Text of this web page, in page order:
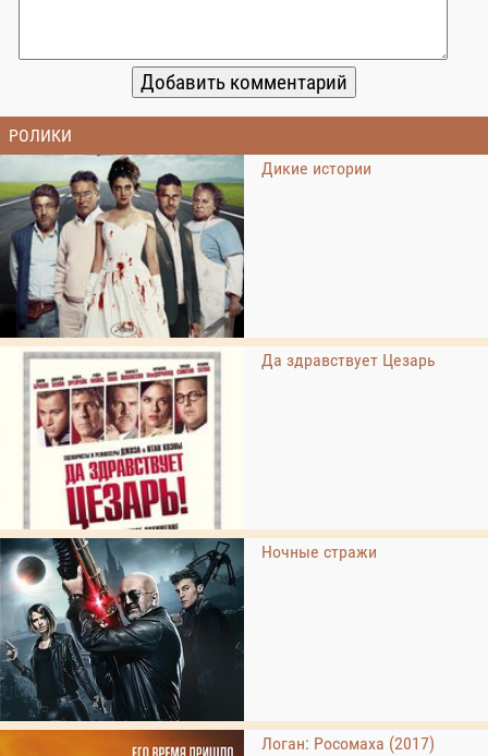
РОЛИКИ
Дикие истории
Да здравствует Цезарь
Ночные стражи
Логан: Росомаха (2017)